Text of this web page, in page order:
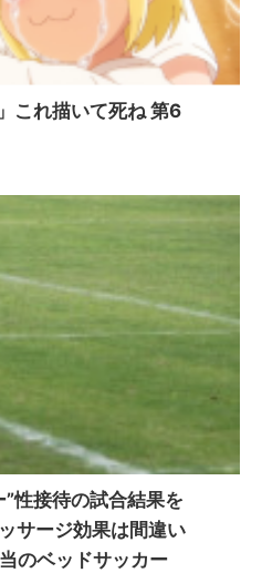
これ描いて死ね 第6
性接待の試合結果を
サージ効果は間違い
のベッドサッカー